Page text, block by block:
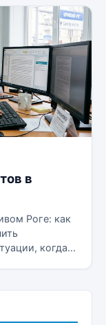
в
Роге: как
когда...